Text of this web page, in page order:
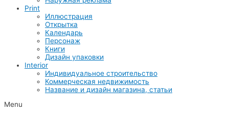
Print
Иллюстрация
Открытка
Календарь
Персонаж
Книги
Дизайн упаковки
Interior
Индивидуальное строительство
Коммерческая недвижимость
Название и дизайн магазина, статьи
Menu